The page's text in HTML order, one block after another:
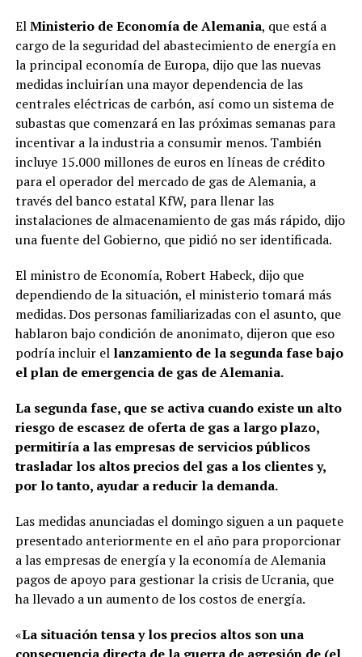
ElMinisterio de Economía de Alemania, que está a
cargo de la seguridad del abastecimiento de energía en
la principal economía de Europa, dijo que las nuevas
medidas incluirían una mayor dependencia de las
centrales eléctricas de carbón, así como un sistema de
subastas que comenzará en las próximas semanas para
incentivar a la industria a consumir menos. También
incluye 15.000 millones de euros en líneas de crédito
para el operador del mercado de gas de Alemania, a
través del banco estatal KfW, para llenar las
instalaciones de almacenamiento de gas más rápido, dijo
una fuente del Gobierno, que pidió no ser identificada.
El ministro de Economía, Robert Habeck, dijo que
dependiendo de la situación, el ministerio tomará más
medidas. Dos personas familiarizadas con el asunto, que
hablaron bajo condición de anonimato, dijeron que eso
podría incluir ellanzamiento de la segunda fase bajo
el plan de emergencia de gas de Alemania.
La segunda fase, que se activa cuando existe un alto
riesgo de escasez de oferta de gas a largo plazo,
permitiría a las empresas de servicios públicos
trasladar los altos precios del gas a los clientes y,
por lo tanto, ayudar a reducir la demanda.
Las medidas anunciadas el domingo siguen a un paquete
presentado anteriormente en el año para proporcionar
a las empresas de energía y la economía de Alemania
pagos de apoyo para gestionar la crisis de Ucrania, que
ha llevado a un aumento de los costos de energía.
«La situación tensa y los precios altos son una